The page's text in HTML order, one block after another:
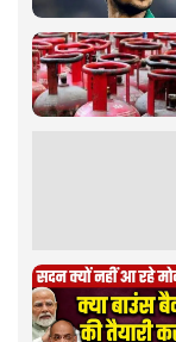
बजट!
अर्थतंत्र| अनन्त मित्तल|